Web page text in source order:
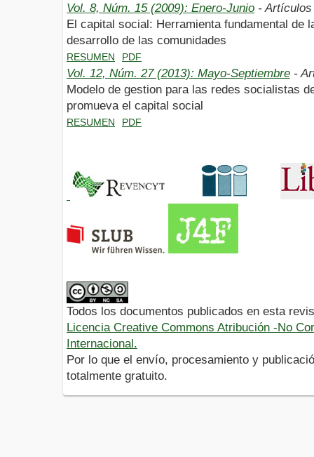
Vol. 8, Núm. 15 (2009): Enero-Junio - Artículos
El capital social: Herramienta fundamental de
desarrollo de las comunidades
RESUMEN PDF
Vol. 12, Núm. 27 (2013): Mayo-Septiembre -
Modelo de gestion para las redes socialistas
promueva el capital social
RESUMEN PDF
Todos los documentos publicados en esta
Licencia Creative Commons Atribución -No
Internacional.
Por lo que el envío, procesamiento y
totalmente gratuito.